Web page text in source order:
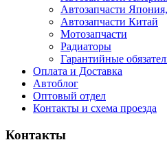
Автозапчасти
Автозапчасти Китай
Мотозапчасти
Радиаторы
Гарантийные
Оплата и Доставка
Автоблог
Оптовый отдел
Контакты и схема проезда
Контакты